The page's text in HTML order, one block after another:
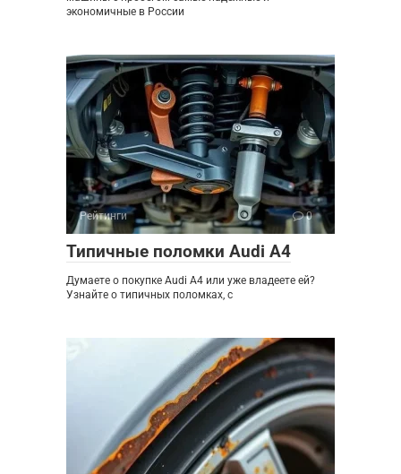
экономичные в России
Рейтинги 0
Типичные поломки Audi A4
Думаете о покупке Audi A4 или уже владеете ей?
Узнайте о типичных поломках, с